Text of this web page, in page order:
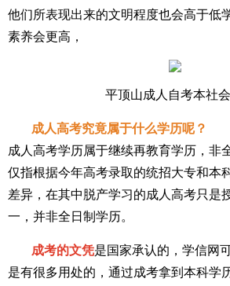
他们所表现出来的文明程度也会高于低
素养会更高，
平顶山成人自考本社
成人高考究竟属于什么学历呢？
成人高考学历属于继续再教育学历，非
仅指根据今年高考录取的统招大专和本
差异，在其中脱产学习的成人高考只是
一，并非全日制学历。
成考的文凭是国家承认的，学信网
是有很多用处的，通过成考拿到本科学